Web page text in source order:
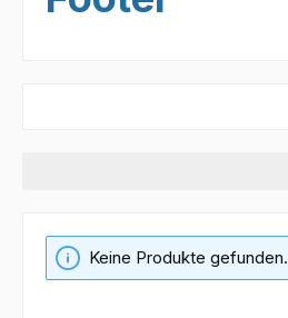
Keine Produkte gefunden.